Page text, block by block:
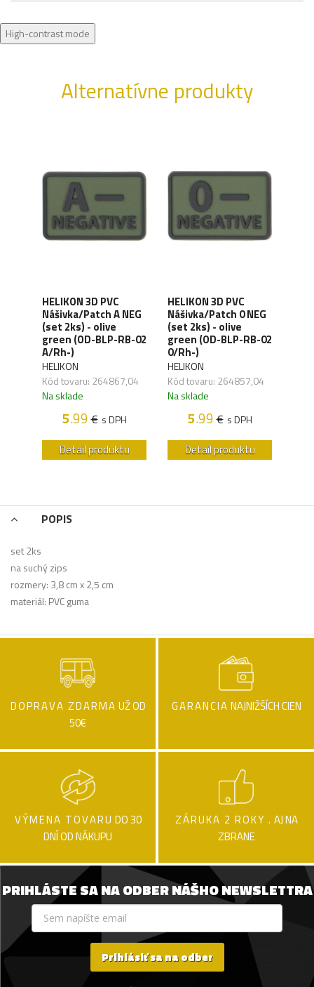
High-contrast mode
Alternatívne produkty
HELIKON 3D PVC
Nášivka/Patch A NEG
(set 2ks) - olive
green (OD-BLP-RB-02
A/Rh-)
HELIKON
Kód tovaru: 264867,04
Na sklade
5.99€ s DPH
Detail produktu
HELIKON 3D PVC
Nášivka/Patch 0 NEG
(set 2ks) - olive
green (OD-BLP-RB-02
0/Rh-)
HELIKON
Kód tovaru: 264857,04
Na sklade
5.99€ s DPH
Detail produktu
POPIS
set 2ks
na suchý zips
rozmery: 3,8 cm x 2,5 cm
materiál: PVC guma
DOPRAVA ZDARMA UŽ OD
50€
GARANCIA NAJNIŽŠÍCH CIEN
VÝMENA TOVARU DO 30
DNÍ OD NÁKUPU
ZÁRUKA 2 ROKY . AJ NA
ZBRANE
PRIHLÁSTE SA NA ODBER NÁŠHO NEWSLETTRA
Prihlásiť sa na odber